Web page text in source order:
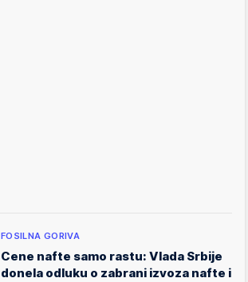
FOSILNA GORIVA
Cene nafte samo rastu: Vlada Srbije
donela odluku o zabrani izvoza nafte i